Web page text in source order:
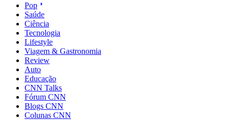
Pop
Saúde
Ciência
Tecnologia
Lifestyle
Viagem & Gastronomia
Review
Auto
Educação
CNN Talks
Fórum CNN
Blogs CNN
Colunas CNN